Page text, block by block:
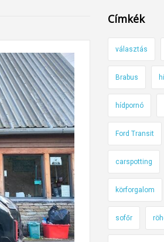
Címkék
választás
Brabus
hídpornó
Ford Transit
carspotting
körforgalom
sofőr